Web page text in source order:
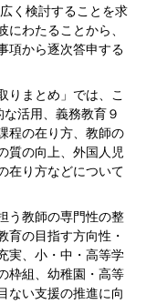
く検討することを求
わたることから、
項から逐次答申する
りまとめ」では、こ
活用、義務教育９
程の在り方、教師の
質の向上、外国人児
在り方などについて
う教師の専門性の整
育の目指す方向性・
実、小・中・高等学
枠組、幼稚園・高等
ない支援の推進に向